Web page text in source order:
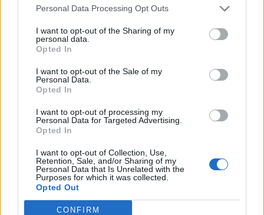
Personal Data Processing Opt Outs
I want to opt-out of the Sharing of my
personal data.
Opted In
I want to opt-out of the Sale of my
Personal Data.
Opted In
I want to opt-out of processing my
Personal Data for Targeted Advertising.
Opted In
I want to opt-out of Collection, Use,
Retention, Sale, and/or Sharing of my
Personal Data that Is Unrelated with the
Purposes for which it was collected.
Opted Out
CONFIRM
gyűjteménye
Elyna Robbs: Adéle és az örökölt árnyak